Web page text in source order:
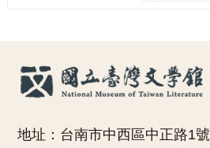
地址：台南市中西區中正路1號